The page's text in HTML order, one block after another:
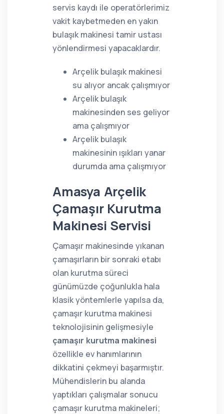
servis kaydı ile operatörlerimiz
vakit kaybetmeden en yakın
bulaşık makinesi tamir ustası
yönlendirmesi yapacaklardır.
Arçelik bulaşık makinesi
su alıyor ancak çalışmıyor
Arçelik bulaşık
makinesinden ses geliyor
ama çalışmıyor
Arçelik bulaşık
makinesinin ışıkları yanar
durumda ama çalışmıyor
Amasya Arçelik
Çamaşır Kurutma
Makinesi Servisi
Çamaşır makinesinde yıkanan
çamaşırların bir sonraki etabı
olan kurutma süreci
günümüzde çoğunlukla hala
klasik yöntemlerle yapılsa da,
çamaşır kurutma makinesi
teknolojisinin gelişmesiyle
çamaşır kurutma makinesi
özellikle ev hanımlarının
dikkatini çekmeyi başarmıştır.
Mühendislerin bu alanda
yaptıkları çalışmalar sonucu
çamaşır kurutma makineleri;